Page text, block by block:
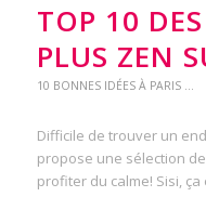
TOP 10 DES
PLUS ZEN
10 BONNES IDÉES À PARIS ...
Difficile de trouver un
propose une sélection
profiter du calme! Sisi, ça